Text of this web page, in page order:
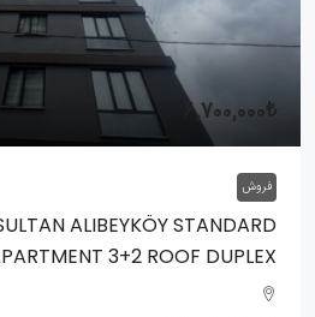
6,700,000₺
فروش
ALIBEYKÖY STANDARD
3+2 ROOF DUPLEX